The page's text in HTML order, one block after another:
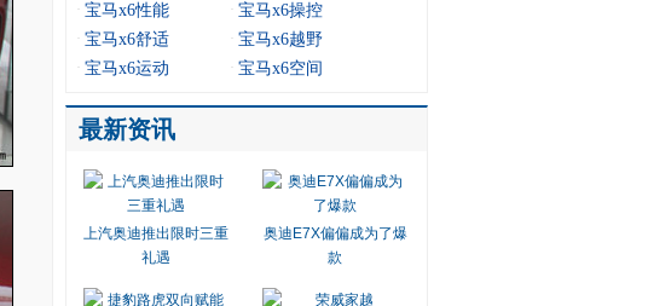
· 宝马x6性能 · 宝马x6操控
· 宝马x6舒适 · 宝马x6越野
· 宝马x6运动 · 宝马x6空间
最新资讯
上汽奥迪推出限时三重
礼遇
奥迪E7X偏偏成为了爆
款